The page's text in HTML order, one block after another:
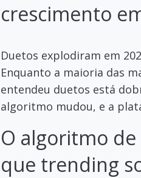
crescimento
Duetos explodiram em
Enquanto a maioria das
entendeu duetos está
algoritmo mudou, e a
O algoritmo
que trending